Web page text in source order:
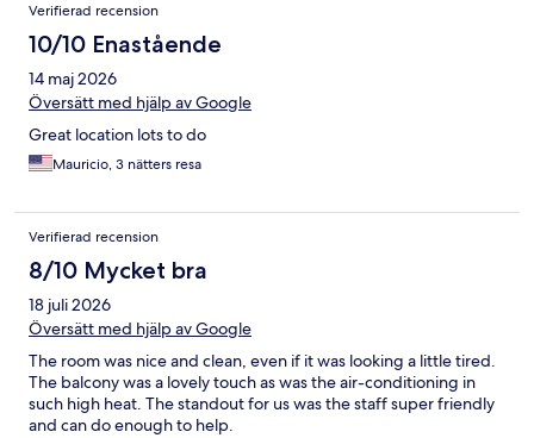
Verifierad recension
10/10 Enastående
14 maj 2026
Översätt med hjälp av Google
Great location lots to do
Mauricio, 3 nätters resa
Verifierad recension
8/10 Mycket bra
18 juli 2026
Översätt med hjälp av Google
The room was nice and clean, even if it was looking a little tired.
The balcony was a lovely touch as was the air-conditioning in
such high heat. The standout for us was the staff super friendly
and can do enough to help.